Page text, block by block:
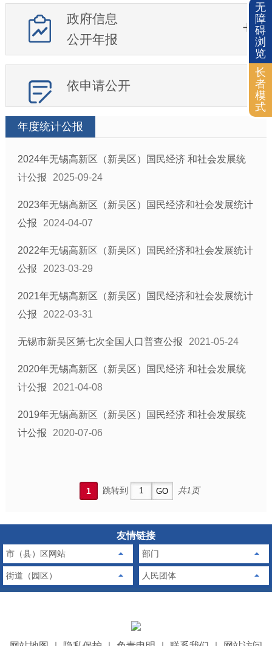
无
障
碍
浏
览
长
者
模
式
政府信息
公开年报
依申请公开
年度统计公报
2024年无锡高新区（新吴区）国民经济 和社会发展统
计公报
2025-09-24
2023年无锡高新区（新吴区）国民经济和社会发展统计
公报
2024-04-07
2022年无锡高新区（新吴区）国民经济和社会发展统计
公报
2023-03-29
2021年无锡高新区（新吴区）国民经济和社会发展统计
公报
2022-03-31
无锡市新吴区第七次全国人口普查公报 2021-05-24
2020年无锡高新区（新吴区）国民经济 和社会发展统
计公报
2021-04-08
2019年无锡高新区（新吴区）国民经济 和社会发展统
计公报
2020-07-06
1 跳转到 共1页
友情链接
市（县）区网站 部门
街道（园区） 人民团体